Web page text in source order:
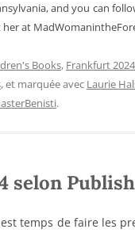
and you can
at
Books, Frankfurt
, et marquée avec Laurie
.
selon
temps de faire les